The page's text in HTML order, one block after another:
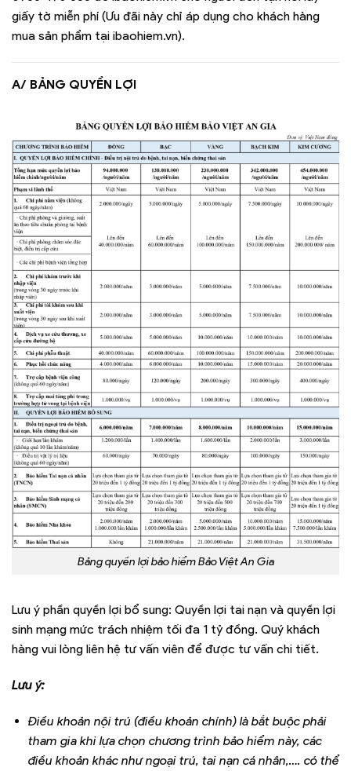
giấy tờ miễn phí (Ưu đãi này chỉ áp dụng cho khách hàng
mua sản phẩm tại ibaohiem.vn).
A/ BẢNG QUYỀN LỢI
Bảng quyền lợi bảo hiểm Bảo Việt An Gia
Lưu ý phần quyền lợi bổ sung: Quyền lợi tai nạn và quyền lợi
sinh mạng mức trách nhiệm tối đa 1 tỷ đồng. Quý khách
hàng vui lòng liên hệ tư vấn viên để được tư vấn chi tiết.
Lưu ý:
Điều khoản nội trú (điều khoản chính) là bắt buộc phải
tham gia khi lựa chọn chương trình bảo hiểm này, các
điều khoản khác như ngoại trú, tai nạn cá nhân,…. có thể